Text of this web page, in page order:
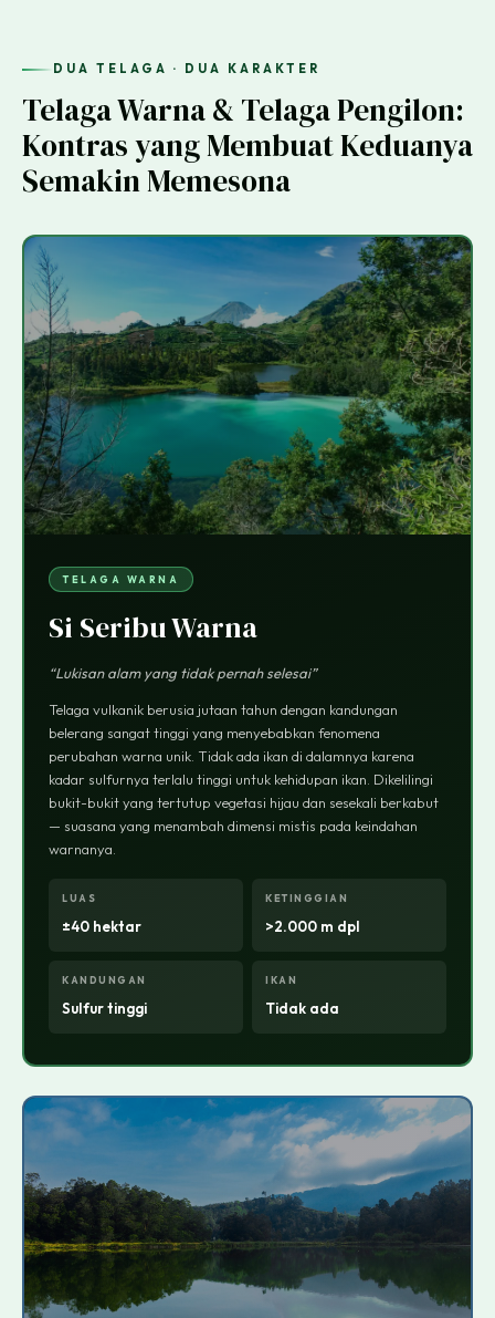
DUA TELAGA · DUA KARAKTER
Telaga Warna & Telaga Pengilon:
Kontras yang Membuat Keduanya
Semakin Memesona
TELAGA WARNA
Si Seribu Warna
“Lukisan alam yang tidak pernah selesai”
Telaga vulkanik berusia jutaan tahun dengan kandungan
belerang sangat tinggi yang menyebabkan fenomena
perubahan warna unik. Tidak ada ikan di dalamnya karena
kadar sulfurnya terlalu tinggi untuk kehidupan ikan. Dikelilingi
bukit-bukit yang tertutup vegetasi hijau dan sesekali berkabut
— suasana yang menambah dimensi mistis pada keindahan
warnanya.
LUAS
±40 hektar
KETINGGIAN
>2.000 m dpl
KANDUNGAN
Sulfur tinggi
IKAN
Tidak ada